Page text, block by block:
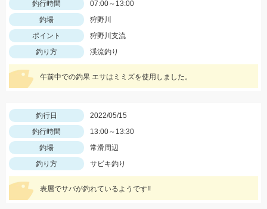
釣行時間
07:00～13:00
釣場
狩野川
ポイント
狩野川支流
釣り方
渓流釣り
午前中での釣果 エサはミミズを使用しました。
釣行日
2022/05/15
釣行時間
13:00～13:30
釣場
常滑周辺
釣り方
サビキ釣り
表層でサバが釣れているようです!!